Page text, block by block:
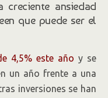
creciente ansiedad
que puede ser el
4,5% este año y se
un año frente a una
inversiones se han